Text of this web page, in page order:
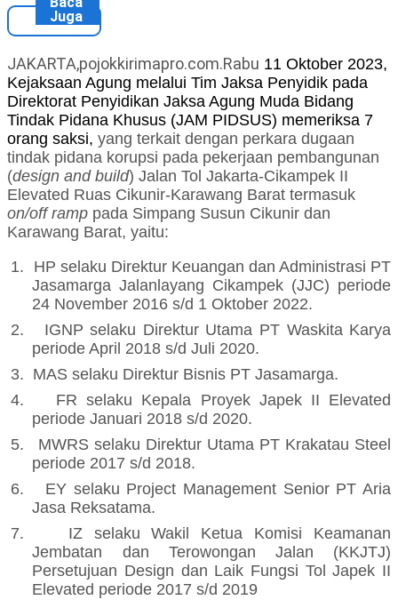
Juga
JAKARTA,pojokkirimapro.com.Rabu 11 Oktober 2023,
Kejaksaan Agung melalui Tim Jaksa Penyidik pada
Direktorat Penyidikan Jaksa Agung Muda Bidang
Tindak Pidana Khusus (JAM PIDSUS) memeriksa 7
orang saksi, yang terkait dengan perkara dugaan
tindak pidana korupsi pada pekerjaan pembangunan
(design and build) Jalan Tol Jakarta-Cikampek II
Elevated Ruas Cikunir-Karawang Barat termasuk
on/off ramp pada Simpang Susun Cikunir dan
Karawang Barat, yaitu:
1.
HP selaku Direktur Keuangan dan Administrasi PT
Jasamarga Jalanlayang Cikampek (JJC) periode
24 November 2016 s/d 1 Oktober 2022.
2.
IGNP selaku Direktur Utama PT Waskita Karya
periode April 2018 s/d Juli 2020.
3. MAS selaku Direktur Bisnis PT Jasamarga.
4.
FR selaku Kepala Proyek Japek II Elevated
periode Januari 2018 s/d 2020.
5.
MWRS selaku Direktur Utama PT Krakatau Steel
periode 2017 s/d 2018.
6.
EY selaku Project Management Senior PT Aria
Jasa Reksatama.
7.
IZ selaku Wakil Ketua Komisi Keamanan
Jembatan dan Terowongan Jalan (KKJTJ)
Persetujuan Design dan Laik Fungsi Tol Japek II
Elevated periode 2017 s/d 2019